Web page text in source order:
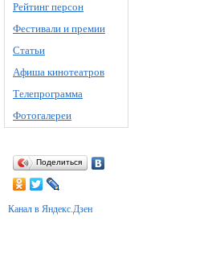
Рейтинг персон
Фестивали и премии
Статьи
Афиша кинотеатров
Телепрограмма
Фотогалереи
Поделиться
Канал в Яндекс.Дзен